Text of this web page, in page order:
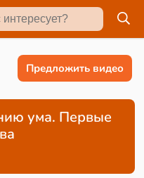
Предложить видео
ума. Первые